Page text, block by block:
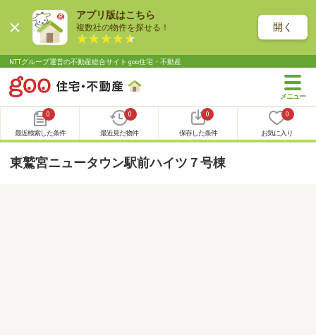
アプリ版はこちら
複数社の物件を探せる！ 開く
NTTグループ運営の不動産総合サイト goo住宅・不動産
0
最近検索した条件
0
最近見た物件
0
保存した条件
0
お気に入り
東鷲宮ニュータウン駅前ハイツ７号棟